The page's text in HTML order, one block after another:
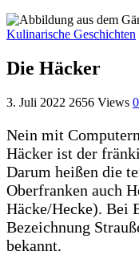
Kulinarische Geschichten
Die Häcker
3. Juli 2022 2656 Views 0
Nein mit
Häcker ist der
Darum heißen die
Oberfranken auch
Häcke/Hecke). Bei
Bezeichnung
bekannt.